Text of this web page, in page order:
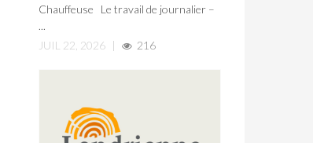
Chauffeuse Le travail de journalier –
...
JUIL 22, 2026
| 216